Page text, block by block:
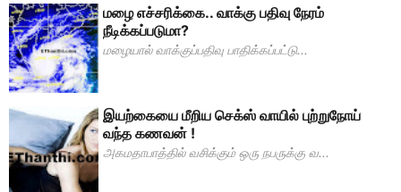
மழை எச்சரிக்கை.. வாக்கு பதிவு நேரம்
நீடிக்கப்படுமா?
மழையால் வாக்குப்பதிவு பாதிக்கப்பட்டு...
இயற்கையை மீறிய செக்ஸ் வாயில் புற்றுநோய்
வந்த கணவன் !
அகமதாபாத்தில் வசிக்கும் ஒரு நபருக்கு வ...